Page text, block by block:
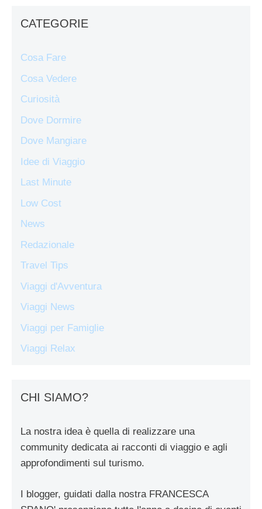
CATEGORIE
Cosa Fare
Cosa Vedere
Curiosità
Dove Dormire
Dove Mangiare
Idee di Viaggio
Last Minute
Low Cost
News
Redazionale
Travel Tips
Viaggi d'Avventura
Viaggi News
Viaggi per Famiglie
Viaggi Relax
CHI SIAMO?
La nostra idea è quella di realizzare una
community dedicata ai racconti di viaggio e agli
approfondimenti sul turismo.
I blogger, guidati dalla nostra FRANCESCA